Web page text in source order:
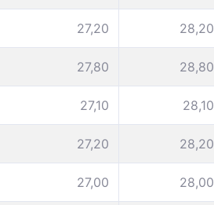
27,20 28,20
27,80 28,80
27,10 28,10
27,20 28,20
27,00 28,00